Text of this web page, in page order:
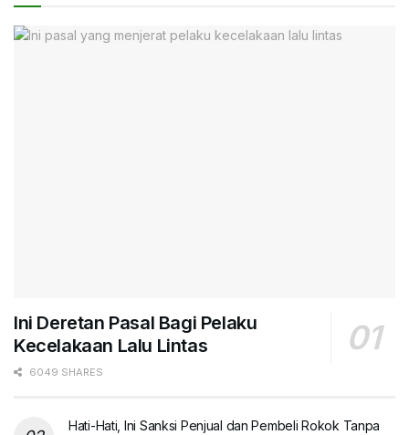
Ini Deretan Pasal Bagi Pelaku
Kecelakaan Lalu Lintas
6049 SHARES
Hati-Hati, Ini Sanksi Penjual dan Pembeli Rokok Tanpa